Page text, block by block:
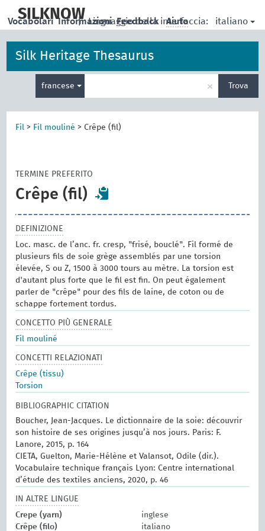
main
SILKNOW
| Linguaggio della interfaccia: italiano
Vocabolari Informazioni Feedback Aiuto
Silk Heritage Thesaurus
francese
per
la
× Trova
Fil > Fil mouliné > Crêpe (fil)
TERMINE PREFERITO
Crêpe (fil)
DEFINIZIONE
Loc. masc. de l’anc. fr. cresp, "frisé, bouclé". Fil formé de
plusieurs fils de soie grège assemblés par une torsion
élevée, S ou Z, 1500 à 3000 tours au mètre. La torsion est
d'autant plus forte que le fil est fin. On peut également
parler de "crêpe" pour des fils de laine, de coton ou de
schappe fortement tordus.
CONCETTO PIÙ GENERALE
Fil mouliné
CONCETTI RELAZIONATI
Crêpe (tissu)
Torsion
BIBLIOGRAPHIC CITATION
Boucher, Jean-Jacques. Le dictionnaire de la soie: découvrir
son histoire de ses origines jusqu’à nos jours. Paris: F.
Lanore, 2015, p. 164
CIETA, Guelton, Marie-Hélène et Valansot, Odile (dir.).
Vocabulaire technique français Lyon: Centre international
d’étude des textiles anciens, 2020, p. 46
IN ALTRE LINGUE
Crepe (yarn)
inglese
Crêpe (filo)
italiano